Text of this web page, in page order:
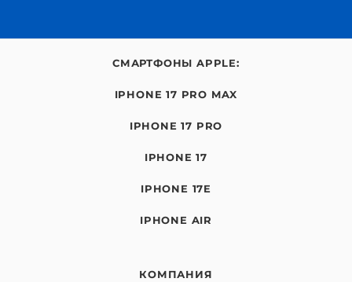
СМАРТФОНЫ APPLE:
IPHONE 17 PRO MAX
IPHONE 17 PRO
IPHONE 17
IPHONE 17E
IPHONE AIR
КОМПАНИЯ